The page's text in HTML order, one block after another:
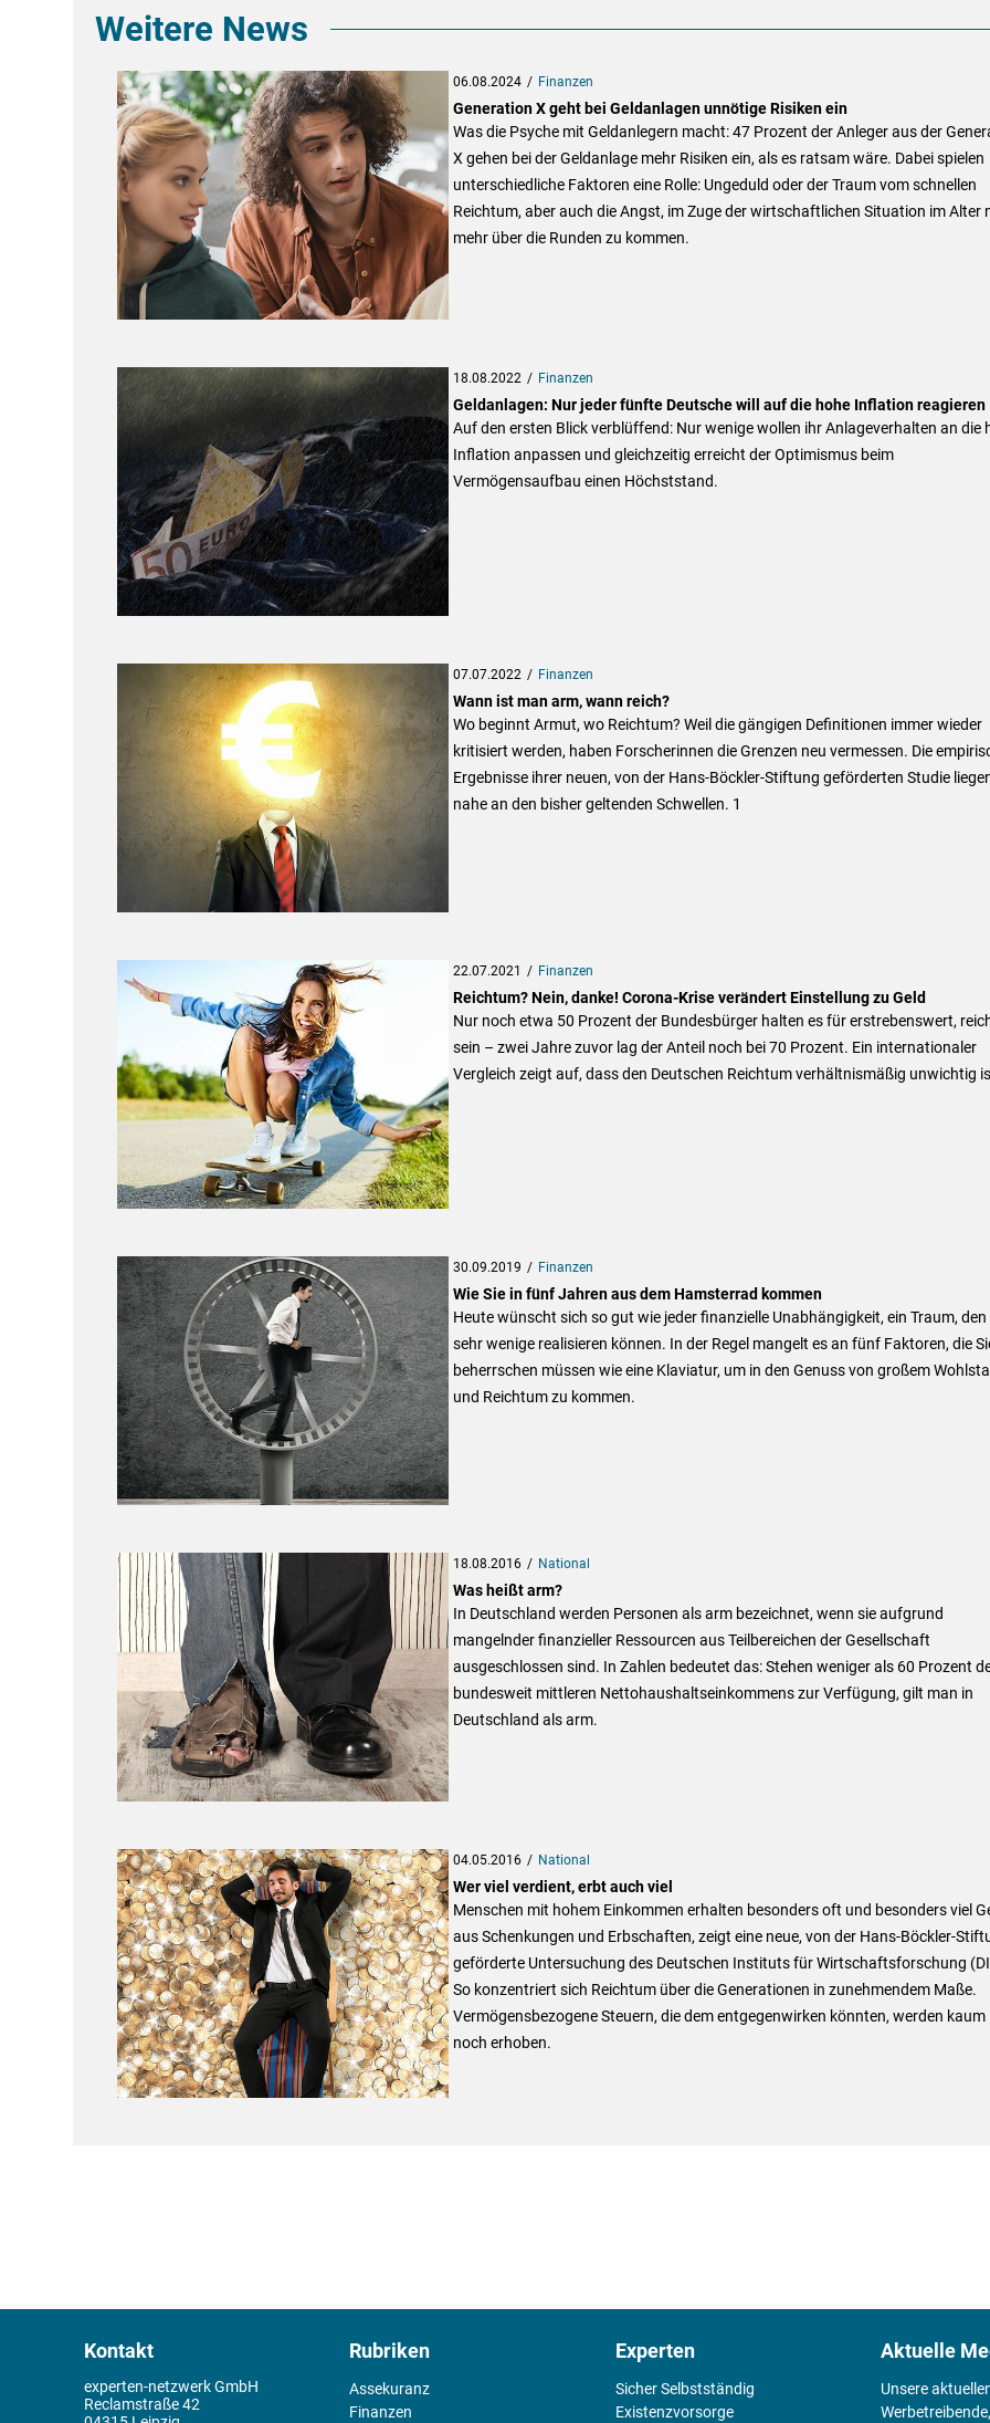
Weitere News
06.08.2024 Finanzen
Generation X geht bei Geldanlagen unnötige Risiken ein
Was die Psyche mit Geldanlegern macht: 47 Prozent der Anleger aus der
X gehen bei der Geldanlage mehr Risiken ein, als es ratsam wäre. Dabei spielen
unterschiedliche Faktoren eine Rolle: Ungeduld oder der Traum vom schnellen
Reichtum, aber auch die Angst, im Zuge der wirtschaftlichen Situation im Alter
mehr über die Runden zu kommen.
18.08.2022 Finanzen
Geldanlagen: Nur jeder fünfte Deutsche will auf die hohe Inflation reagieren
Auf den ersten Blick verblüffend: Nur wenige wollen ihr Anlageverhalten an die
Inflation anpassen und gleichzeitig erreicht der Optimismus beim
Vermögensaufbau einen Höchststand.
07.07.2022 Finanzen
Wann ist man arm, wann reich?
Wo beginnt Armut, wo Reichtum? Weil die gängigen Definitionen immer wieder
kritisiert werden, haben Forscherinnen die Grenzen neu vermessen. Die
Ergebnisse ihrer neuen, von der Hans-Böckler-Stiftung geförderten Studie
nahe an den bisher geltenden Schwellen. 1
22.07.2021 Finanzen
Reichtum? Nein, danke! Corona-Krise verändert Einstellung zu Geld
Nur noch etwa 50 Prozent der Bundesbürger halten es für erstrebenswert,
sein – zwei Jahre zuvor lag der Anteil noch bei 70 Prozent. Ein internationaler
Vergleich zeigt auf, dass den Deutschen Reichtum verhältnismäßig unwichtig
30.09.2019 Finanzen
Wie Sie in fünf Jahren aus dem Hamsterrad kommen
Heute wünscht sich so gut wie jeder finanzielle Unabhängigkeit, ein Traum, den
sehr wenige realisieren können. In der Regel mangelt es an fünf Faktoren, die
beherrschen müssen wie eine Klaviatur, um in den Genuss von großem
und Reichtum zu kommen.
18.08.2016 National
Was heißt arm?
In Deutschland werden Personen als arm bezeichnet, wenn sie aufgrund
mangelnder finanzieller Ressourcen aus Teilbereichen der Gesellschaft
ausgeschlossen sind. In Zahlen bedeutet das: Stehen weniger als 60 Prozent
bundesweit mittleren Nettohaushaltseinkommens zur Verfügung, gilt man in
Deutschland als arm.
04.05.2016 National
Wer viel verdient, erbt auch viel
Menschen mit hohem Einkommen erhalten besonders oft und besonders viel
aus Schenkungen und Erbschaften, zeigt eine neue, von der Hans-Böckler-
geförderte Untersuchung des Deutschen Instituts für Wirtschaftsforschung
So konzentriert sich Reichtum über die Generationen in zunehmendem Maße.
Vermögensbezogene Steuern, die dem entgegenwirken könnten, werden kaum
noch erhoben.
Kontakt
experten-netzwerk GmbH
Reclamstraße 42
Rubriken
Assekuranz
Finanzen
Experten
Sicher Selbstständig
Existenz­vorsorge
Aktuelle
Unsere